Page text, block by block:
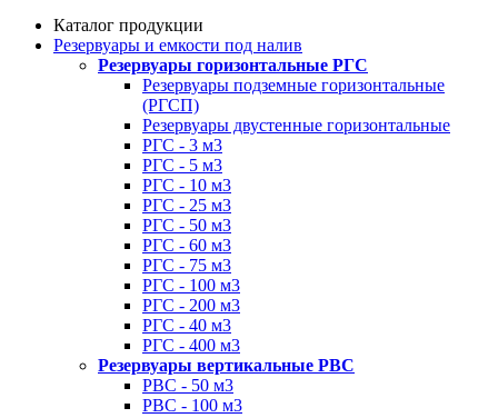
Каталог продукции
Резервуары и емкости под налив
Резервуары горизонтальные РГС
Резервуары подземные горизонтальные
(РГСП)
Резервуары двустенные горизонтальные
РГС - 3 м3
РГС - 5 м3
РГС - 10 м3
РГС - 25 м3
РГС - 50 м3
РГС - 60 м3
РГС - 75 м3
РГС - 100 м3
РГС - 200 м3
РГС - 40 м3
РГС - 400 м3
Резервуары вертикальные РВС
РВС - 50 м3
РВС - 100 м3